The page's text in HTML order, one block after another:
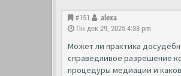
#151
alexa
Пн дек 29, 2025 4:33 pm
Может ли практика
справедливое разрешение
процедуры медиации и